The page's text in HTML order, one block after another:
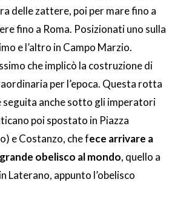
delle zattere, poi per mare fino a
fino a Roma. Posizionati uno sulla
e l’altro in Campo Marzio.
che implicò la costruzione di
per l’epoca. Questa rotta
seguita anche sotto gli imperatori
poi spostato in Piazza
e Costanzo, che fece arrivare a
obelisco al mondo, quello a
Laterano, appunto l’obelisco